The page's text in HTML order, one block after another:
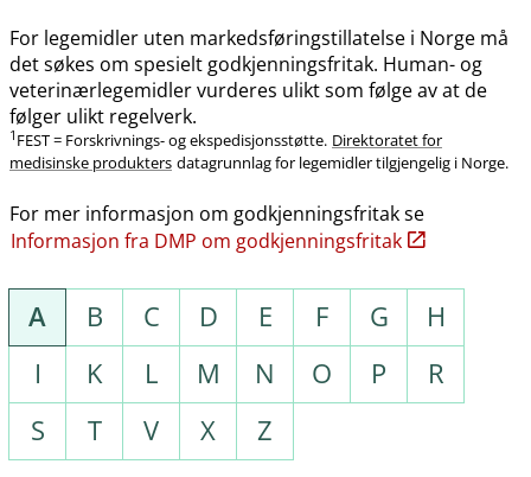
For legemidler uten markedsføringstillatelse i Norge må
det søkes om spesielt godkjenningsfritak. Human- og
veterinærlegemidler vurderes ulikt som følge av at de
følger ulikt regelverk.
1 FEST = Forskrivnings- og ekspedisjonsstøtte. Direktoratet for
medisinske produkters datagrunnlag for legemidler tilgjengelig i Norge.
For mer informasjon om godkjenningsfritak se
Informasjon fra DMP om godkjenningsfritak
A B C D E F G
H
I
K L M N O P
R
S
T V X Z